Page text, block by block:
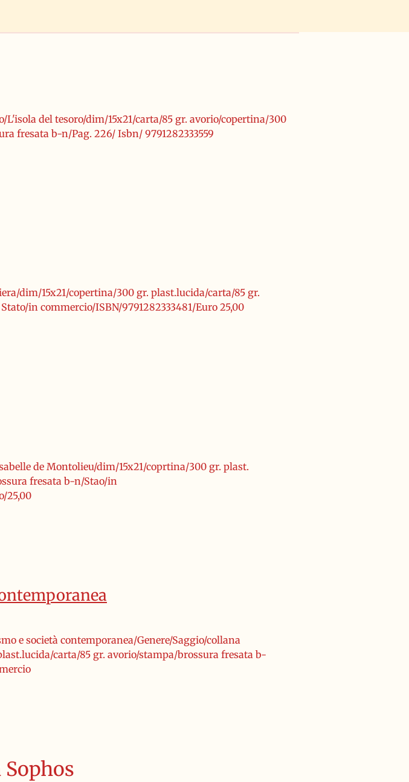
del tesoro/dim/15x21/carta/85 gr. avorio/copertina/300
fresata b-n/Pag. 226/ Isbn/ 9791282333559
dim/15x21/copertina/300 gr. plast.lucida/carta/85 gr.
in commercio/ISBN/9791282333481/Euro 25,00
de Montolieu/dim/15x21/coprtina/300 gr. plast.
fresata b-n/Stao/in
25,00
e società contemporanea/Genere/Saggio/collana
carta/85 gr. avorio/stampa/brossura fresata b-